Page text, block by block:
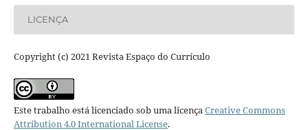
LICENÇA
Copyright (c) 2021 Revista Espaço do Currículo
Este trabalho está licenciado sob uma licençaCreative Commons
Attribution 4.0 International License.